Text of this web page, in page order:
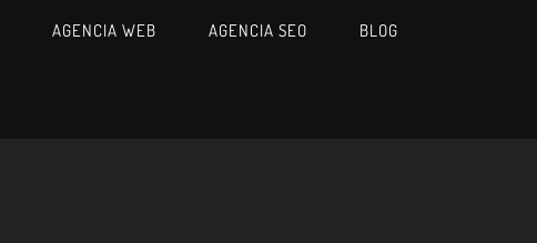
AGENCIA WEB AGENCIA SEO BLOG